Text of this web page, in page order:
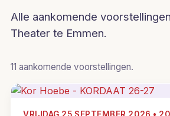
Alle aankomende
Theater te Emmen.
11 aankomende voorstellingen.